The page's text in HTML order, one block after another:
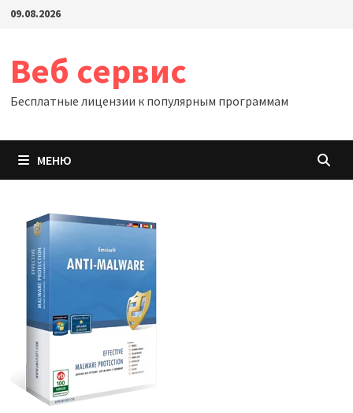
Перейти
содержимому
09.08.2026
Веб сервис
Бесплатные лицензии к популярным программам
МЕНЮ